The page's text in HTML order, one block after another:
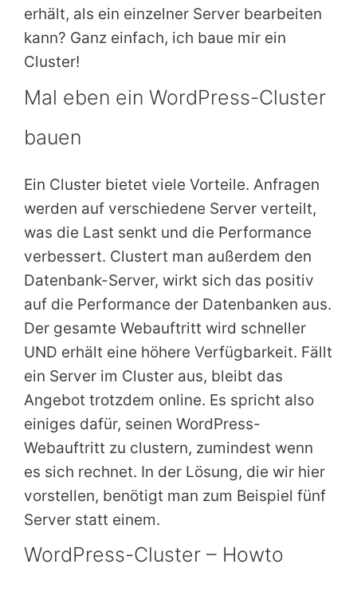
erhält, als ein einzelner Server bearbeiten
kann? Ganz einfach, ich baue mir ein
Cluster!
Mal eben ein WordPress-Cluster
bauen
Ein Cluster bietet viele Vorteile. Anfragen
werden auf verschiedene Server verteilt,
was die Last senkt und die Performance
verbessert. Clustert man außerdem den
Datenbank-Server, wirkt sich das positiv
auf die Performance der Datenbanken aus.
Der gesamte Webauftritt wird schneller
UND erhält eine höhere Verfügbarkeit. Fällt
ein Server im Cluster aus, bleibt das
Angebot trotzdem online. Es spricht also
einiges dafür, seinen WordPress-
Webauftritt zu clustern, zumindest wenn
es sich rechnet. In der Lösung, die wir hier
vorstellen, benötigt man zum Beispiel fünf
Server statt einem.
WordPress-Cluster – Howto